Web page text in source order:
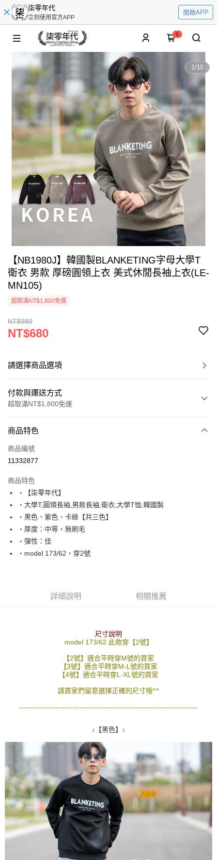
柒零年代
立刻使用官方APP
開啟APP
0
1/10
【NB1980J】韓國製BLANKETING字母大學T
衛衣 男款 厚磅圓領上衣 美式休閒長袖上衣(LE-
MN105)
超取滿NT$1,800免運
NT$980
NT$680
請選擇商品選項
付款與運送方式
超取滿NT$1,800免運
信用卡一次付款
超商取貨付款
Apple Pay
街口支付
悠遊付
Google Pay
AFTEE先享後付是「在收到商品之後才付款」的支付方式。 讓您購物簡單
【「AFTEE先享後付」結帳流程】
１．於結帳方式選擇「AFTEE先享後付」後，將跳轉至「AFTEE先享後付」
結帳頁面，進行簡訊認證並確認金額後，即可完成結帳。
２．訂單成立數日內，您將收到繳費通知簡訊。
ATM／網路銀行／等多元方式進行付款，方視為交易完成。
購買商品的店家。未經商家同意取消之訂單仍視為有效，需透過AFTEE先享
※ 交易是否成功請以「AFTEE先享後付 」之結帳頁面顯示為準，若有關於
是否繳費成功／繳費後需取消欲退款等相關疑問，請聯繫「AFTEE先享後付
客戶支援中心」https://netprotections.freshdesk.com/support/home
【注意事項】
１．透過由恩沛科技股份有限公司提供之「AFTEE先享後付」服務完成之交
易，需依本服務之必要範圍內提供個人資料，並將交易相關給付款項請求債
權轉讓予恩沛科技股份有限公司。
２．關於個人資料處理事宜，請瀏覽以下網址：
https://aftee.tw/terms/#terms3
３．未成年的使用者請事先徵得法定代理人或監護人之同意方可使用
「AFTEE先享後付」，若未經同意申辦者引起之損失，本公司不負相關責
任。
４．使用「AFTEE先享後付」時，將依據個別帳號之用戶狀況，依本公司即
時審查核予不同之上限額度；若仍有額度不足之情形，本公司將視審查結果
請求用戶進行身份認證。
每筆NT$80，滿NT$1,800(含以上)免運費
每筆NT$80，滿NT$1,800(含以上)免運費
每筆NT$80，滿NT$1,800(含以上)免運費
每筆NT$120，滿NT$3,000(含以上)免運費
商品特色
商品編號
11332877
商品特色
‧【柒零年代】
‧大學T,圓領長袖,男款長袖,衛衣,大學T恤,韓國製
‧黑色、紫色、卡綠【共三色】
‧厚度：中等，無刷毛
‧彈性：佳
‧model 173/62，穿2號
詳細說明 相關推薦
尺寸說明
model 173/62 此款穿【2號】
【2號】適合平時穿M號的買家
【3號】適合平時穿M-L號的買家
【4號】適合平時穿L-XL號的買家
請買家們留意選擇正確的尺寸哦^^
--------------------------------------------------------------------------
↓【黑色】↓